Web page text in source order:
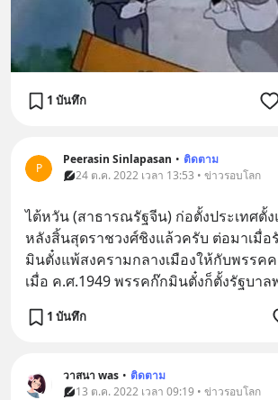
1 บันทึก
P
Peerasin Sinlapasan • ติดตาม
24 ต.ค. 2022 เวลา 13:53 • ข่าวรอบโลก
ไต้หวัน (สาธารณรัฐจีน) ก่อตั้งประเทศตั้ง
หลังสิ้นสุดราชวงศ์ชิงแล้วครับ ต่อมาเมื่อ
มินตั๋งแพ้สงครามกลางเมืองให้กับพรรค
เมื่อ ค.ศ.1949 พรรคก๊กมินตั๋งก็ตั้งรัฐบาล
1 บันทึก
วาสนา was • ติดตาม
13 ต.ค. 2022 เวลา 09:19 • ข่าวรอบโลก